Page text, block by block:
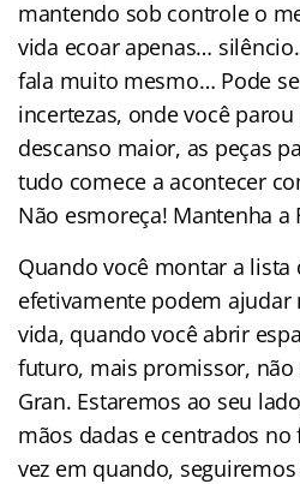
mantendo sob controle o
vida ecoar apenas…
fala muito mesmo… Pode
incertezas, onde você
descanso maior, as peças
tudo comece a acontecer
Não esmoreça! Mantenha a
Quando você montar a lista
efetivamente podem ajudar
vida, quando você abrir
futuro, mais promissor, não
Gran. Estaremos ao seu
mãos dadas e centrados
vez em quando,